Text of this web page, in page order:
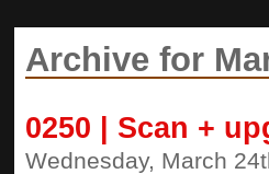
Archive for
0250 | Scan +
Wednesday, March